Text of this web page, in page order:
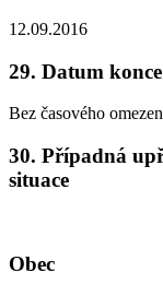
12.09.2016
29. Datum
Bez časového
30. Případná
situace
Obec